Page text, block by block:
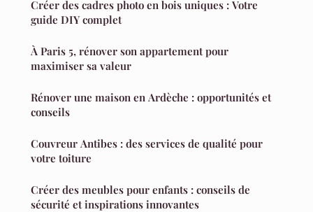
Créer des cadres photo en bois uniques : Votre
guide DIY complet
À Paris 5, rénover son appartement pour
maximiser sa valeur
Rénover une maison en Ardèche : opportunités et
conseils
Couvreur Antibes : des services de qualité pour
votre toiture
Créer des meubles pour enfants : conseils de
sécurité et inspirations innovantes